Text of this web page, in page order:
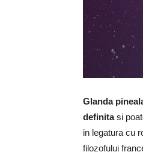
Glanda
definitasi
in legatura cu
filozofului